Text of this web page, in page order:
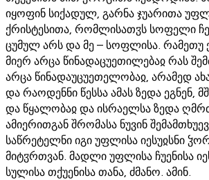
იყოფინ სიქადულ, გარნა ჯუარითა
ქრისტესითა, რომლისათჳს სოფელი
ცუმულ არს და მე – სოფლისა. რამეთუ
მიერ არცა წინადაცუეთილებაჲ რას
არცა წინადაუცუეთელობაჲ, არამედ
და რაოდენნი წესსა ამას ზედა ეგნენ,
და წყალობაჲ და ისრაელსა ზედა
ამიერითგან შრომასა ნუვინ
საწრეტელნი იგი უფლისა იესუჲსნი
მიტჳრთვან. მადლი უფლისა ჩუენისა
სულისა თქუენისა თანა, ძმანო. ამინ.